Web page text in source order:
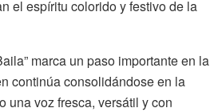
el espíritu colorido y festivo de la
marca un paso importante en la
continúa consolidándose en la
una voz fresca, versátil y con